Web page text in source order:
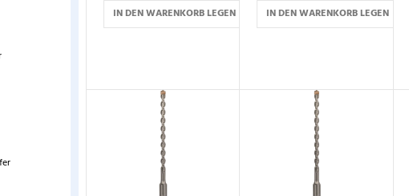
IN DEN WARENKORB LEGEN IN DEN WARENKORB LEGEN